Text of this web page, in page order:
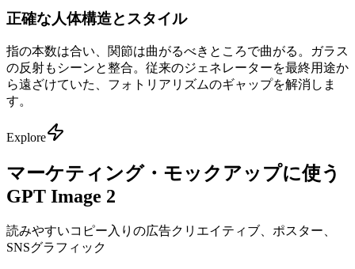
正確な人体構造とスタイル
指の本数は合い、関節は曲がるべきところで曲がる。ガラス
の反射もシーンと整合。従来のジェネレーターを最終用途か
ら遠ざけていた、フォトリアリズムのギャップを解消しま
す。
Explore
マーケティング・モックアップに使う
GPT Image 2
読みやすいコピー入りの広告クリエイティブ、ポスター、
SNSグラフィック